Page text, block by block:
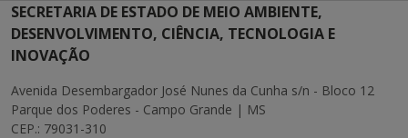
SECRETARIA DE ESTADO DE MEIO AMBIENTE,
DESENVOLVIMENTO, CIÊNCIA, TECNOLOGIA E
INOVAÇÃO
Avenida Desembargador José Nunes da Cunha s/n - Bloco 12
Parque dos Poderes - Campo Grande | MS
CEP.: 79031-310